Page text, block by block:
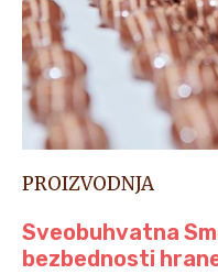
PROIZVODNJA
Sveobuhvatna
bezbednosti